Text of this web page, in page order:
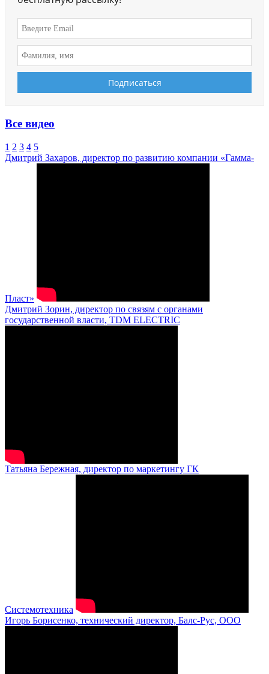
Все видео
1 2 3 4 5
Дмитрий Захаров, директор по развитию компании «Гамма-
Пласт»
Дмитрий Зорин, директор по связям с органами
государственной власти, TDM ELECTRIC
Татьяна Бережная, директор по маркетингу ГК
Системотехника
Игорь Борисенко, технический директор, Балс-Рус, ООО